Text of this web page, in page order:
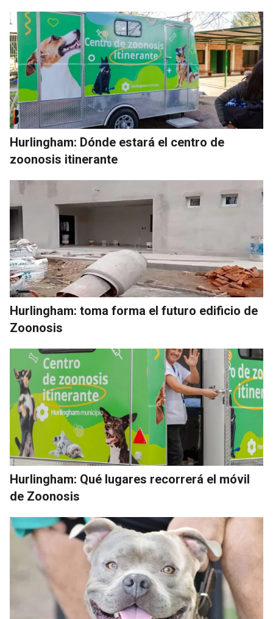
Hurlingham: Dónde estará el centro de
zoonosis itinerante
Hurlingham: toma forma el futuro edificio de
Zoonosis
Hurlingham: Qué lugares recorrerá el móvil
de Zoonosis